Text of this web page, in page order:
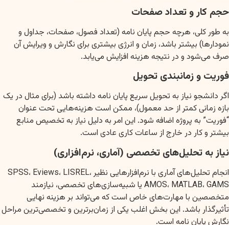
حجم کار و تعداد صفحات
به طور کلی، هرچه حجم پایان نامه (تعداد فصول، صفحات، جداول و
نمودارها) بیشتر باشد، زمان و انرژی بیشتری برای نگارش و ویرایش آن
صرف می‌شود و در نتیجه هزینه افزایش می‌یابد.
فوریت و زمانبندی تحویل
اگر دانشجو نیاز به تحویل سریع پایان نامه داشته باشد (برای مثال در یک
بازه زمانی کمتر از حد معمول)، ممکن است هزینه‌هایی تحت عنوان
“فوریت” به پروژه اضافه شود. این امر به دلیل نیاز به تخصیص منابع
بیشتر و کار در خارج از ساعات کاری عادی است.
نیاز به تحلیل‌های تخصصی (آماری، نرم‌افزاری)
انجام تحلیل‌های آماری با نرم‌افزارهایی نظیر SPSS، Eviews، LISREL،
AMOS، MATLAB، GAMS یا شبیه‌سازی‌های تخصصی، نیازمند
متخصصین با مهارت‌های خاص است که می‌تواند بر هزینه نهایی
تأثیرگذار باشد. این بخش اغلب یکی از زمان‌برترین و تخصصی‌ترین مراحل
نگارش پایان نامه است.